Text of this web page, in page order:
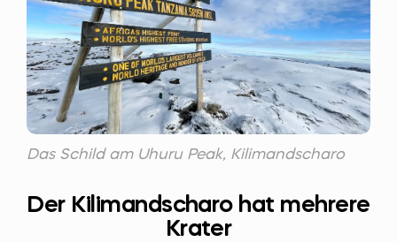
Das Schild am Uhuru Peak, Kilimandscharo
Der Kilimandscharo hat mehrere
Krater